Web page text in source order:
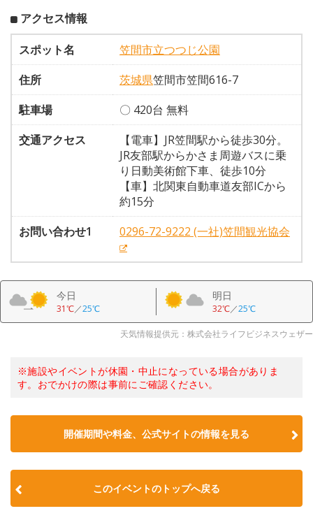
アクセス情報
スポット名
笠間市立つつじ公園
住所
茨城県笠間市笠間616-7
駐車場
〇 420台 無料
交通アクセス
【電車】JR笠間駅から徒歩30分。
JR友部駅からかさま周遊バスに乗
り日動美術館下車、徒歩10分
【車】北関東自動車道友部ICから
約15分
お問い合わせ1
0296-72-9222 (一社)笠間観光協会
今日
31℃／25℃
明日
32℃／25℃
天気情報提供元：株式会社ライフビジネスウェザー
※施設やイベントが休園・中止になっている場合がありま
す。おでかけの際は事前にご確認ください。
開催期間や料金、公式サイトの情報を見る
このイベントのトップへ戻る